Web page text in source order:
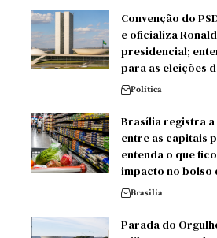
Convenção do
e oficializa
presidencial;
para as eleições
Política
Brasília registra
entre as capitais
entenda o que
impacto no bolso
Brasilia
Parada do